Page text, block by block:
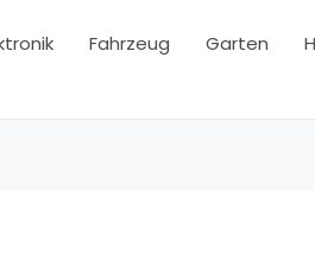
Fahrzeug Garten